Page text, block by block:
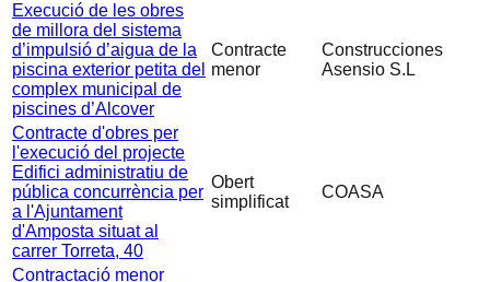
Execució de les obres
de millora del sistema
d’impulsió d’aigua de la
piscina exterior petita del
complex municipal de
piscines d’Alcover
Contracte
menor
Construcciones
Asensio S.L
Contracte d'obres per
l'execució del projecte
Edifici administratiu de
pública concurrència per
a l'Ajuntament
d'Amposta situat al
carrer Torreta, 40
Obert
simplificat
COASA
Contractació menor